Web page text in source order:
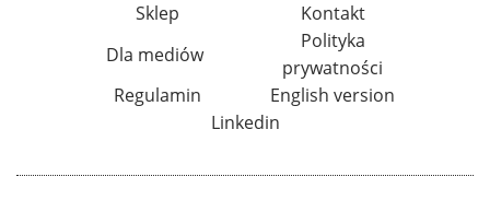
Sklep
Kontakt
Dla mediów
Polityka
prywatności
Regulamin
English version
Linkedin